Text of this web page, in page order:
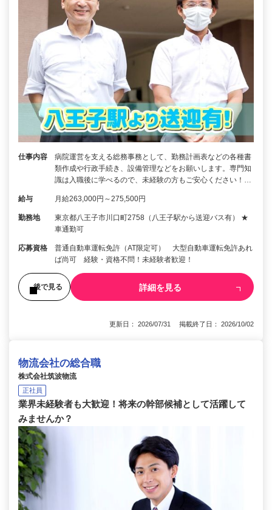
仕事内容
病院運営を支える総務事務として、勤務計画表などの各種書
類作成や行政手続き、設備管理などをお願いします。専門知
識は入職後に学べるので、未経験の方もご安心ください！…
給与 月給263,000円～275,500円
勤務地
東京都八王子市川口町2758（八王子駅から送迎バス有） ★
車通勤可
応募資格
普通自動車運転免許（AT限定可） 大型自動車運転免許あれ
ば尚可 経験・資格不問！未経験者歓迎！
後で見る 詳細を見る
更新日： 2026/07/31 掲載終了日： 2026/10/02
物流会社の総合職
株式会社筑波物流
正社員
業界未経験者も大歓迎！将来の幹部候補として活躍して
みませんか？